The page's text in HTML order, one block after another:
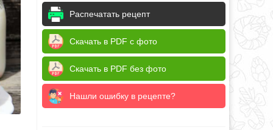
Распечатать рецепт
Скачать в PDF с фото
Скачать в PDF без фото
Нашли ошибку в рецепте?